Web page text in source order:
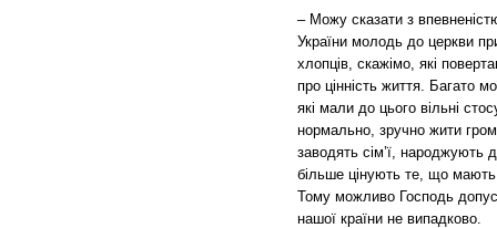
– Можу сказати з
України молодь до церкви
хлопців, скажімо, які
про цінність життя. Багато
які мали до цього вільні
нормально, зручно жити
заводять сім’ї, народжують
більше цінують те, що
Тому можливо Господь
нашої країни не випадково.